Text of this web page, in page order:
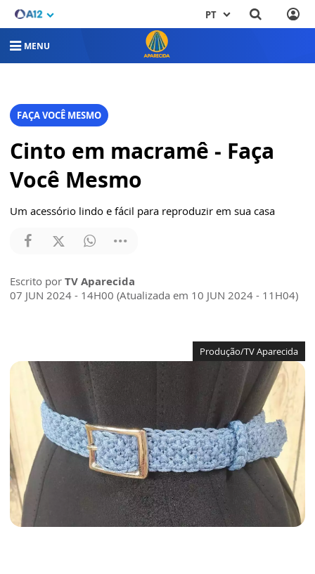
PT
MENU
FAÇA VOCÊ MESMO
Cinto em macramê - Faça
Você Mesmo
Um acessório lindo e fácil para reproduzir em sua casa
Escrito por TV Aparecida
07 JUN 2024 - 14H00 (Atualizada em 10 JUN 2024 - 11H04)
Produção/TV Aparecida